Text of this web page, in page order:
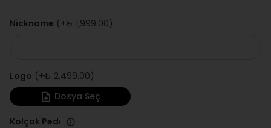
Nickname (+₺ 1,999.00)
Logo (+₺ 2,499.00)
Dosya Seç
Kolçak Pedi